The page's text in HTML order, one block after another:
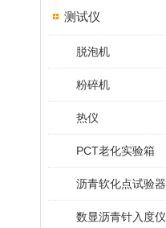
测试仪
脱泡机
粉碎机
热仪
PCT老化实验箱
沥青软化点试验器
数显沥青针入度仪